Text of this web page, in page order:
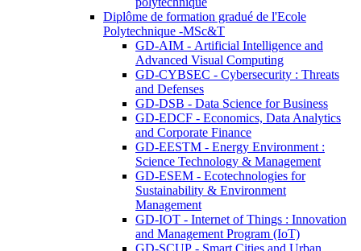
Diplôme de formation gradué de l'Ecole
Polytechnique -MSc&T
GD-AIM - Artificial Intelligence and
Advanced Visual Computing
GD-CYBSEC - Cybersecurity : Threats
and Defenses
GD-DSB - Data Science for Business
GD-EDCF - Economics, Data Analytics
and Corporate Finance
GD-EESTM - Energy Environment :
Science Technology & Management
GD-ESEM - Ecotechnologies for
Sustainability & Environment
Management
GD-IOT - Internet of Things : Innovation
and Management Program (IoT)
GD-SCUP - Smart Cities and Urban